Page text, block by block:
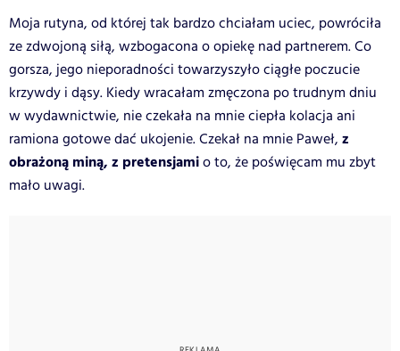
Moja rutyna, od której tak bardzo chciałam uciec, powróciła
ze zdwojoną siłą, wzbogacona o opiekę nad partnerem. Co
gorsza, jego nieporadności towarzyszyło ciągłe poczucie
krzywdy i dąsy. Kiedy wracałam zmęczona po trudnym dniu
w wydawnictwie, nie czekała na mnie ciepła kolacja ani
ramiona gotowe dać ukojenie. Czekał na mnie Paweł, z
obrażoną miną, z pretensjamio to, że poświęcam mu zbyt
mało uwagi.